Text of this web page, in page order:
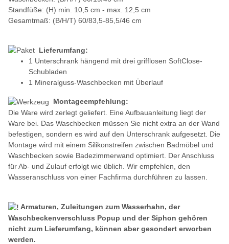
Standfüße: (H) min. 10,5 cm - max. 12,5 cm
Gesamtmaß: (B/H/T) 60/83,5-85,5/46 cm
Lieferumfang:
1 Unterschrank hängend mit drei grifflosen SoftClose-
Schubladen
1 Mineralguss-Waschbecken mit Überlauf
Montageempfehlung:
Die Ware wird zerlegt geliefert. Eine Aufbauanleitung liegt der
Ware bei. Das Waschbecken müssen Sie nicht extra an der Wand
befestigen, sondern es wird auf den Unterschrank aufgesetzt. Die
Montage wird mit einem Silikonstreifen zwischen Badmöbel und
Waschbecken sowie Badezimmerwand optimiert. Der Anschluss
für Ab- und Zulauf erfolgt wie üblich. Wir empfehlen, den
Wasseranschluss von einer Fachfirma durchführen zu lassen.
Armaturen, Zuleitungen zum Wasserhahn, der
Waschbeckenverschluss Popup und der Siphon gehören
nicht zum Lieferumfang, können aber gesondert erworben
werden.